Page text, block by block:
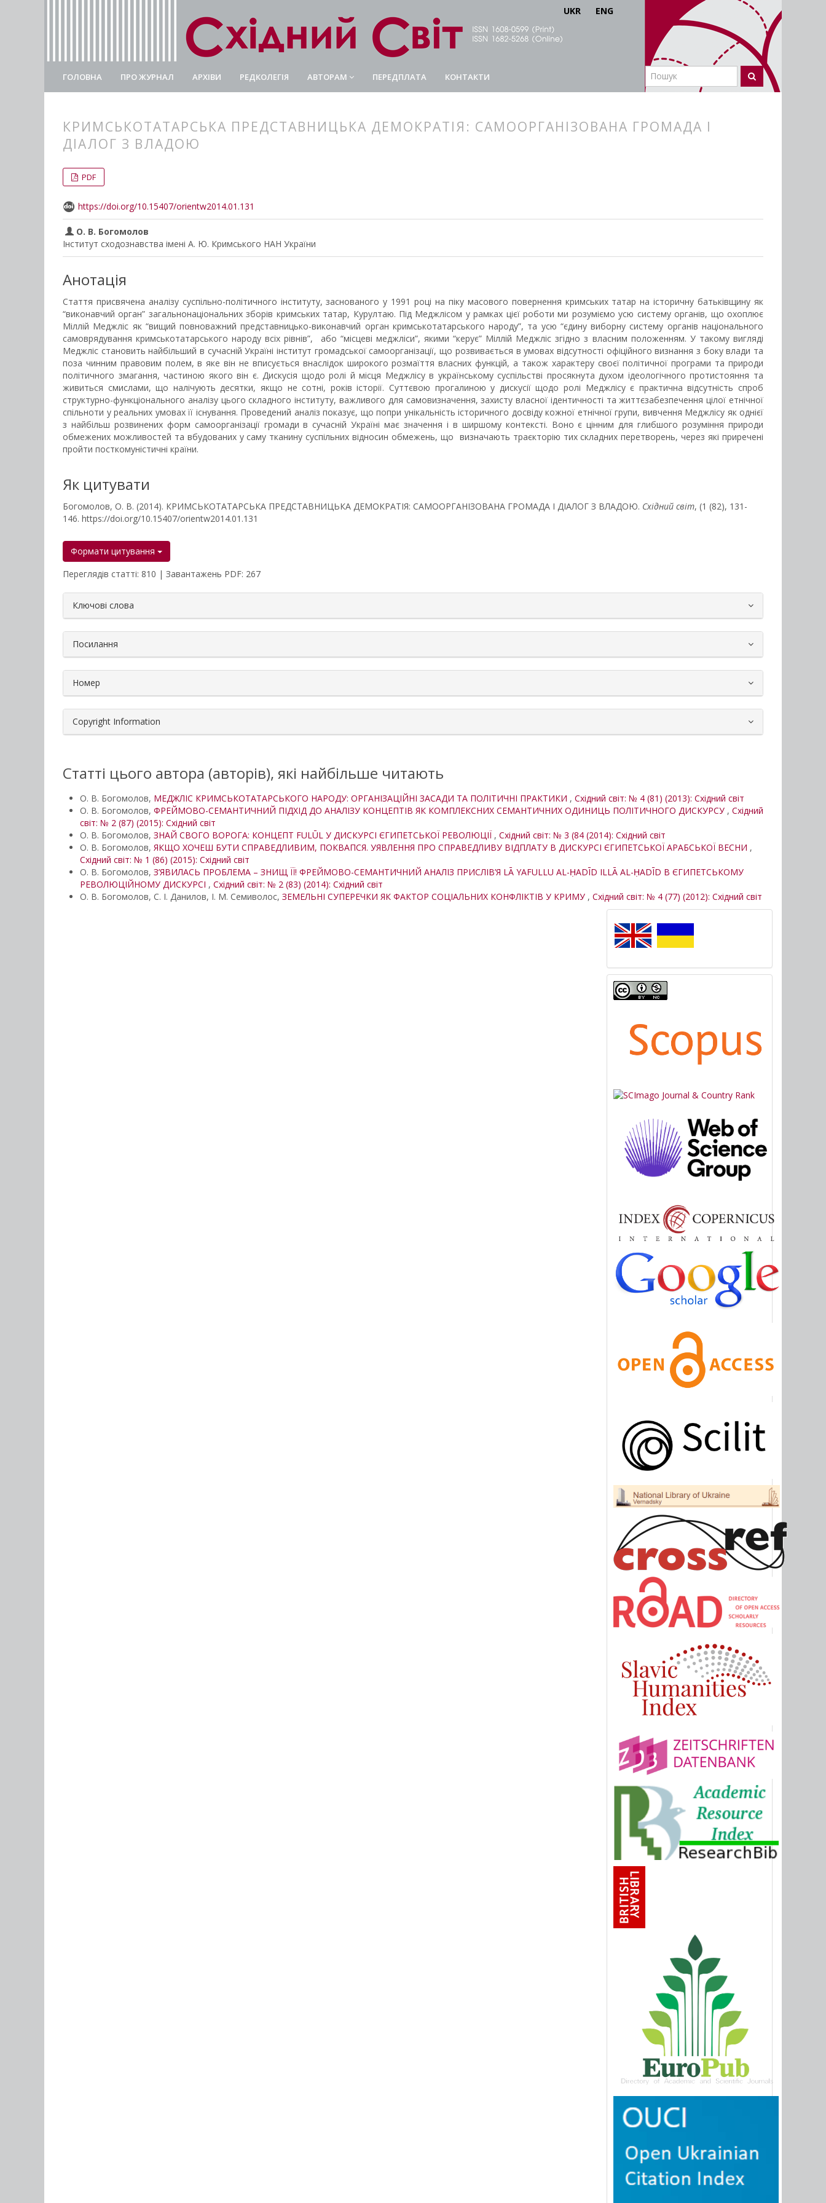
UKR ENG
ГОЛОВНА ПРО ЖУРНАЛ АРХІВИ РЕДКОЛЕГІЯ АВТОРАМ ПЕРЕДПЛАТА КОНТАКТИ
КРИМСЬКОТАТАРСЬКА ПРЕДСТАВНИЦЬКА ДЕМОКРАТІЯ: САМООРГАНІЗОВАНА ГРОМАДА І
ДІАЛОГ З ВЛАДОЮ
##plugins.themes.bootstrap3.article.main##
##plugins.themes.bootstrap3.article.sidebar##
PDF
https://doi.org/10.15407/orientw2014.01.131
О. В. Богомолов
Інститут сходознавства імені А. Ю. Кримського НАН України
Анотація
Стаття присвячена аналізу суспільно-політичного інституту, заснованого у 1991 році на піку масового повернення кримських татар на історичну батьківщину як
“виконавчий орган” загальнонаціональних зборів кримських татар, Курултаю. Під Меджлісом у рамках цієї роботи ми розуміємо усю систему органів, що охоплює
Міллій Меджліс як “вищий повноважний представницько-виконавчий орган кримськотатарського народу”, та усю “єдину виборну систему органів національного
самоврядування кримськотатарського народу всіх рівнів”, або “місцеві меджліси”, якими “керує” Міллій Меджліс згідно з власним положенням. У такому вигляді
Меджліс становить найбільший в сучасній Україні інститут громадської самоорганізації, що розвивається в умовах відсутності офіційного визнання з боку влади та
поза чинним правовим полем, в яке він не вписується внаслідок широкого розмаїття власних функцій, а також характеру своєї політичної програми та природи
політичного змагання, частиною якого він є. Дискусія щодо ролі й місця Меджлісу в українському суспільстві просякнута духом ідеологічного протистояння та
живиться смислами, що налічують десятки, якщо не сотні, років історії. Суттєвою прогалиною у дискусії щодо ролі Меджлісу є практична відсутність спроб
структурно-функціонального аналізу цього складного інституту, важливого для самовизначення, захисту власної ідентичності та життєзабезпечення цілої етнічної
спільноти у реальних умовах її існування. Проведений аналіз показує, що попри унікальність історичного досвіду кожної етнічної групи, вивчення Меджлісу як однієї
з найбільш розвинених форм самоорганізації громади в сучасній Україні має значення і в ширшому контексті. Воно є цінним для глибшого розуміння природи
обмежених можливостей та вбудованих у саму тканину суспільних відносин обмежень, що визначають траєкторію тих складних перетворень, через які приречені
пройти посткомуністичні країни.
Як цитувати
Богомолов, О. В. (2014). КРИМСЬКОТАТАРСЬКА ПРЕДСТАВНИЦЬКА ДЕМОКРАТІЯ: САМООРГАНІЗОВАНА ГРОМАДА І ДІАЛОГ З ВЛАДОЮ. Східний світ, (1 (82), 131-
146. https://doi.org/10.15407/orientw2014.01.131
Формати цитування
Переглядів статті: 810 | Завантажень PDF: 267
##plugins.themes.bootstrap3.article.details##
Ключові слова
Посилання
Номер
Copyright Information
Статті цього автора (авторів), які найбільше читають
О. В. Богомолов, МЕДЖЛІС КРИМСЬКОТАТАРСЬКОГО НАРОДУ: ОРГАНІЗАЦІЙНІ ЗАСАДИ ТА ПОЛІТИЧНІ ПРАКТИКИ , Східний світ: № 4 (81) (2013): Східний світ
О. В. Богомолов, ФРЕЙМОВО-СЕМАНТИЧНИЙ ПІДХІД ДО АНАЛІЗУ КОНЦЕПТІВ ЯК КОМПЛЕКСНИХ СЕМАНТИЧНИХ ОДИНИЦЬ ПОЛІТИЧНОГО ДИСКУРСУ , Східний
світ: № 2 (87) (2015): Східний світ
О. В. Богомолов, ЗНАЙ СВОГО ВОРОГА: КОНЦЕПТ FULŪL У ДИСКУРСІ ЄГИПЕТСЬКОЇ РЕВОЛЮЦІЇ , Східний світ: № 3 (84 (2014): Східний світ
О. В. Богомолов, ЯКЩО ХОЧЕШ БУТИ СПРАВЕДЛИВИМ, ПОКВАПСЯ. УЯВЛЕННЯ ПРО СПРАВЕДЛИВУ ВІДПЛАТУ В ДИСКУРСІ ЄГИПЕТСЬКОЇ АРАБСЬКОЇ ВЕСНИ ,
Східний світ: № 1 (86) (2015): Східний світ
О. В. Богомолов, З’ЯВИЛАСЬ ПРОБЛЕМА – ЗНИЩ ЇЇ! ФРЕЙМОВО-СЕМАНТИЧНИЙ АНАЛІЗ ПРИСЛІВ’Я LĀ YAFULLU AL-ḤADĪD ILLĀ AL-ḤADĪD В ЄГИПЕТСЬКОМУ
РЕВОЛЮЦІЙНОМУ ДИСКУРСІ , Східний світ: № 2 (83) (2014): Східний світ
О. В. Богомолов, С. І. Данилов, І. М. Семиволос, ЗЕМЕЛЬНІ СУПЕРЕЧКИ ЯК ФАКТОР СОЦІАЛЬНИХ КОНФЛІКТІВ У КРИМУ , Східний світ: № 4 (77) (2012): Східний світ